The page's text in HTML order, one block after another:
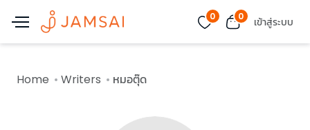
0 0 เข้าสู่ระบบ
Home Writers หมอตุ๊ด